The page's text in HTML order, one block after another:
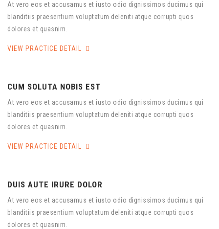
At vero eos et accusamus et iusto odio dignissimos ducimus qui
blanditiis praesentium voluptatum deleniti atque corrupti quos
dolores et quasnim.
VIEW PRACTICE DETAIL
CUM SOLUTA NOBIS EST
At vero eos et accusamus et iusto odio dignissimos ducimus qui
blanditiis praesentium voluptatum deleniti atque corrupti quos
dolores et quasnim.
VIEW PRACTICE DETAIL
DUIS AUTE IRURE DOLOR
At vero eos et accusamus et iusto odio dignissimos ducimus qui
blanditiis praesentium voluptatum deleniti atque corrupti quos
dolores et quasnim.